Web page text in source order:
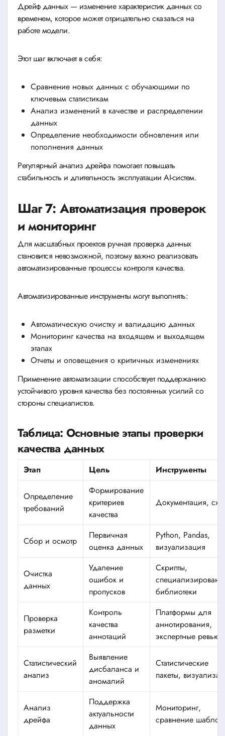
Дрейф данных — изменение характеристик данных со
временем, которое может отрицательно сказаться на
работе модели.
Этот шаг включает в себя:
Сравнение новых данных с обучающими по
ключевым статистикам
Анализ изменений в качестве и распределении
данных
Определение необходимости обновления или
пополнения данных
Регулярный анализ дрейфа помогает повышать
стабильность и длительность эксплуатации AI-систем.
Шаг 7: Автоматизация проверок
и мониторинг
Для масштабных проектов ручная проверка данных
становится невозможной, поэтому важно реализовать
автоматизированные процессы контроля качества.
Автоматизированные инструменты могут выполнять:
Автоматическую очистку и валидацию данных
Мониторинг качества на входящем и выходящем
этапах
Отчеты и оповещения о критичных изменениях
Применение автоматизации способствует поддержанию
устойчивого уровня качества без постоянных усилий со
стороны специалистов.
Таблица: Основные этапы проверки
качества данных
Этап Цель Инструменты
Определение
требований
Формирование
критериев
качества
Документация,
Сбор и осмотр
Первичная
оценка данных
Python, Pandas,
визуализация
Очистка
данных
Удаление
ошибок и
пропусков
Скрипты,
библиотеки
Проверка
разметки
Контроль
качества
аннотаций
Платформы для
аннотирования,
экспертные ревью
Статистический
анализ
Выявление
дисбаланса и
аномалий
Статистические
пакеты,
Анализ
дрейфа
Поддержка
актуальности
данных
Мониторинг,
сравнение